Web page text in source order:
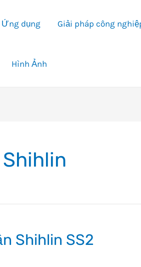
Ứng dụng Giải pháp công
Hình Ảnh
Shihlin SS2